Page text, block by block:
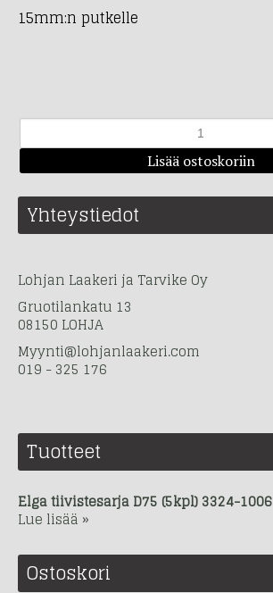
15mm:n putkelle
Yhteystiedot
Lohjan Laakeri ja Tarvike Oy
Gruotilankatu 13
08150 LOHJA
Myynti@lohjanlaakeri.com
019 - 325 176
Tuotteet
Elga tiivistesarja D75 (5kpl) 3324-1006
Lue lisää »
Ostoskori